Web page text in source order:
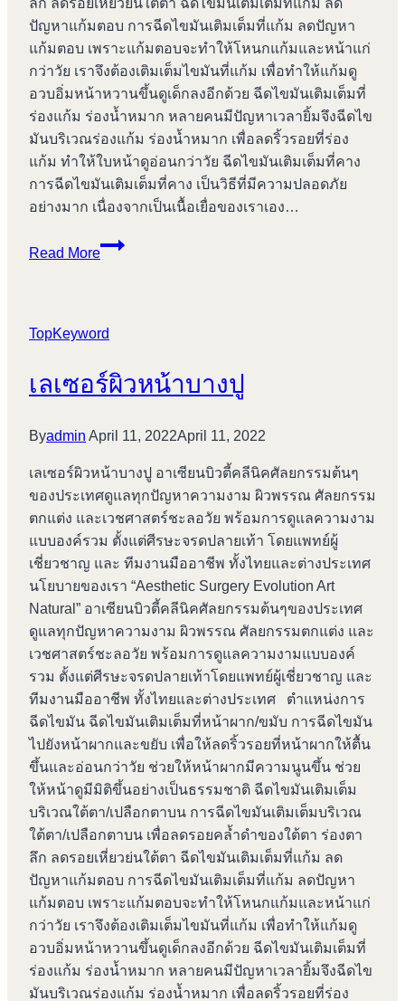
ปัญหาแก้มตอบ การฉีดไขมันเติมเต็มที่แก้ม ลดปัญหา
แก้มตอบ เพราะแก้มตอบจะทำให้โหนกแก้มและหน้าแก่
กว่าวัย เราจึงต้องเติมเต็มไขมันที่แก้ม เพื่อทำให้แก้มดู
อวบอิ่มหน้าหวานขึ้นดูเด็กลงอีกด้วย ฉีดไขมันเติมเต็มที่
ร่องแก้ม ร่องน้ำหมาก หลายคนมีปัญหาเวลายิ้มจึงฉีดไข
มันบริเวณร่องแก้ม ร่องน้ำหมาก เพื่อลดริ้วรอยที่ร่อง
แก้ม ทำให้ใบหน้าดูอ่อนกว่าวัย ฉีดไขมันเติมเต็มที่คาง
การฉีดไขมันเติมเต็มที่คาง เป็นวิธีที่มีความปลอดภัย
อย่างมาก เนื่องจากเป็นเนื้อเยื่อของเราเอง…
Read More
กระชับ
TopKeyword
เลเซอร์ผิวหน้าบางปู
Byadmin April 11, 2022April 11, 2022
เลเซอร์ผิวหน้าบางปู อาเซียนบิวตี้คลีนิคศัลยกรรมต้นๆ
ของประเทศดูแลทุกปัญหาความงาม ผิวพรรณ ศัลยกรรม
ตกแต่ง และเวชศาสตร์ชะลอวัย พร้อมการดูแลความงาม
แบบองค์รวม ตั้งแต่ศีรษะจรดปลายเท้า โดยแพทย์ผู้
เชี่ยวชาญ และ ทีมงานมืออาชีพ ทั้งไทยและต่างประเทศ
นโยบายของเรา “Aesthetic Surgery Evolution Art
Natural” อาเซียนบิวตี้คลีนิคศัลยกรรมต้นๆของประเทศ
ดูแลทุกปัญหาความงาม ผิวพรรณ ศัลยกรรมตกแต่ง และ
เวชศาสตร์ชะลอวัย พร้อมการดูแลความงามแบบองค์
รวม ตั้งแต่ศีรษะจรดปลายเท้าโดยแพทย์ผู้เชี่ยวชาญ และ
ทีมงานมืออาชีพ ทั้งไทยและต่างประเทศ ตำแหน่งการ
ฉีดไขมัน ฉีดไขมันเติมเต็มที่หน้าผาก/ขมับ การฉีดไขมัน
ไปยังหน้าผากและขยับ เพื่อให้ลดริ้วรอยที่หน้าผากให้ตื้น
ขึ้นและอ่อนกว่าวัย ช่วยให้หน้าผากมีความนูนขึ้น ช่วย
ให้หน้าดูมีมิติขึ้นอย่างเป็นธรรมชาติ ฉีดไขมันเติมเต็ม
บริเวณใต้ตา/เปลือกตาบน การฉีดไขมันเติมเต็มบริเวณ
ใต้ตา/เปลือกตาบน เพื่อลดรอยคล้ำดำของใต้ตา ร่องตา
ลึก ลดรอยเหี่ยวย่นใต้ตา ฉีดไขมันเติมเต็มที่แก้ม ลด
ปัญหาแก้มตอบ การฉีดไขมันเติมเต็มที่แก้ม ลดปัญหา
แก้มตอบ เพราะแก้มตอบจะทำให้โหนกแก้มและหน้าแก่
กว่าวัย เราจึงต้องเติมเต็มไขมันที่แก้ม เพื่อทำให้แก้มดู
อวบอิ่มหน้าหวานขึ้นดูเด็กลงอีกด้วย ฉีดไขมันเติมเต็มที่
ร่องแก้ม ร่องน้ำหมาก หลายคนมีปัญหาเวลายิ้มจึงฉีดไข
มันบริเวณร่องแก้ม ร่องน้ำหมาก เพื่อลดริ้วรอยที่ร่อง